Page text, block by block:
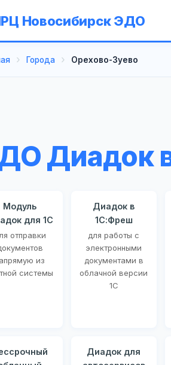
Новосибирск ЭДО
Города Орехово-Зуево
Диадок
Модуль
для 1С
отправки
из
системы
Диадок в
1С:Фреш
для работы с
электронными
документами в
облачной версии
1С
Диадок для